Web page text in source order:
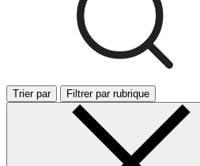
Trier par Filtrer par rubrique